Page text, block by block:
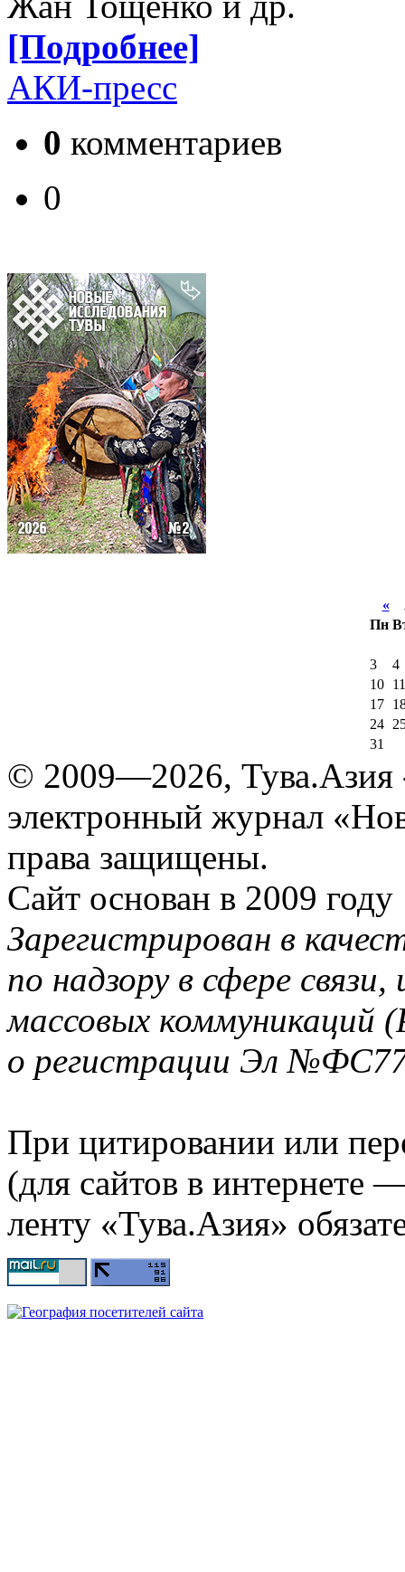
[Подробнее]
АКИ-пресс
0 комментариев
0
«
Пн
3
4
10
11
17
24
31
© 2009—2026, Тува.Азия
электронный журнал
права защищены.
Сайт основан в 2009 году
Зарегистрирован в
по надзору в сфере
массовых коммуникаций
о регистрации Эл
При цитировании или
(для сайтов в интернете
ленту «Тува.Азия»